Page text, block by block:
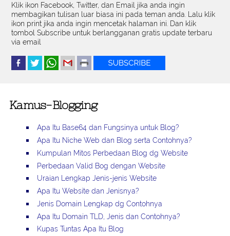
Klik ikon Facebook, Twitter, dan Email jika anda ingin
membagikan tulisan luar biasa ini pada teman anda. Lalu klik
ikon print jika anda ingin mencetak halaman ini. Dan klik
tombol Subscribe untuk berlangganan gratis update terbaru
via email
Kamus-Blogging
Apa Itu Base64 dan Fungsinya untuk Blog?
Apa Itu Niche Web dan Blog serta Contohnya?
Kumpulan Mitos Perbedaan Blog dg Website
Perbedaan Valid Bog dengan Website
Uraian Lengkap Jenis-jenis Website
Apa Itu Website dan Jenisnya?
Jenis Domain Lengkap dg Contohnya
Apa Itu Domain TLD, Jenis dan Contohnya?
Kupas Tuntas Apa Itu Blog